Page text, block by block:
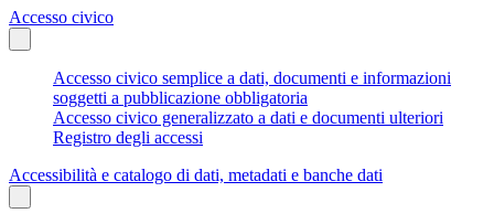
Accesso civico
Accesso civico semplice a dati, documenti e informazioni
soggetti a pubblicazione obbligatoria
Accesso civico generalizzato a dati e documenti ulteriori
Registro degli accessi
Accessibilità e catalogo di dati, metadati e banche dati